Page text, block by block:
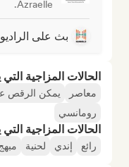
Azraelle.
بث على الراديو
الحالات المزاجية التي
معاصر يمكن الرقص
رومانسي
الحالات المزاجية
رائع إندي لحنية